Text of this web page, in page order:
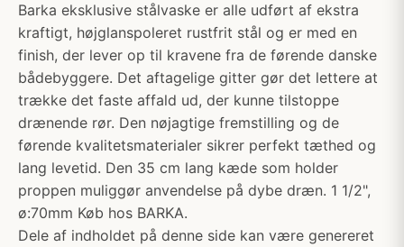
Barka eksklusive stålvaske er alle udført af ekstra
kraftigt, højglanspoleret rustfrit stål og er med en
finish, der lever op til kravene fra de førende danske
bådebyggere. Det aftagelige gitter gør det lettere at
trække det faste affald ud, der kunne tilstoppe
drænende rør. Den nøjagtige fremstilling og de
førende kvalitetsmaterialer sikrer perfekt tæthed og
lang levetid. Den 35 cm lang kæde som holder
proppen muliggør anvendelse på dybe dræn. 1 1/2",
ø:70mm Køb hos BARKA.
Dele af indholdet på denne side kan være genereret